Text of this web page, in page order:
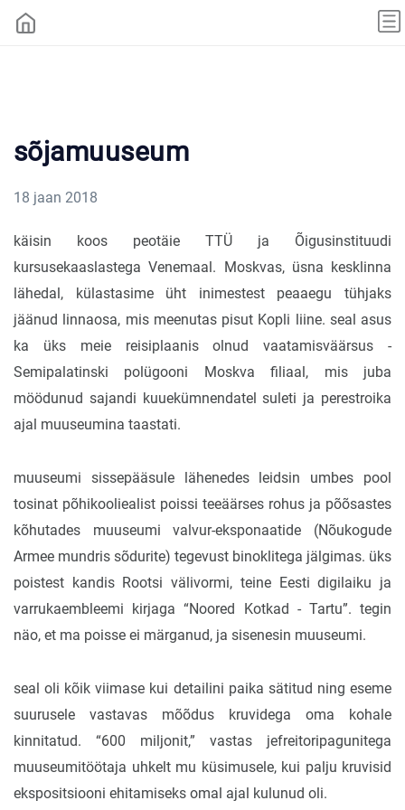
sõjamuuseum
18 jaan 2018
käisin koos peotäie TTÜ ja Õigusinstituudi
kursusekaaslastega Venemaal. Moskvas, üsna kesklinna
lähedal, külastasime üht inimestest peaaegu tühjaks
jäänud linnaosa, mis meenutas pisut Kopli liine. seal asus
ka üks meie reisiplaanis olnud vaatamisväärsus -
Semipalatinski polügooni Moskva filiaal, mis juba
möödunud sajandi kuuekümnendatel suleti ja perestroika
ajal muuseumina taastati.
muuseumi sissepääsule lähenedes leidsin umbes pool
tosinat põhikooliealist poissi teeäärses rohus ja põõsastes
kõhutades muuseumi valvur-eksponaatide (Nõukogude
Armee mundris sõdurite) tegevust binoklitega jälgimas. üks
poistest kandis Rootsi välivormi, teine Eesti digilaiku ja
varrukaembleemi kirjaga “Noored Kotkad - Tartu”. tegin
näo, et ma poisse ei märganud, ja sisenesin muuseumi.
seal oli kõik viimase kui detailini paika sätitud ning eseme
suurusele vastavas mõõdus kruvidega oma kohale
kinnitatud. “600 miljonit,” vastas jefreitoripagunitega
muuseumitöötaja uhkelt mu küsimusele, kui palju kruvisid
ekspositsiooni ehitamiseks omal ajal kulunud oli.